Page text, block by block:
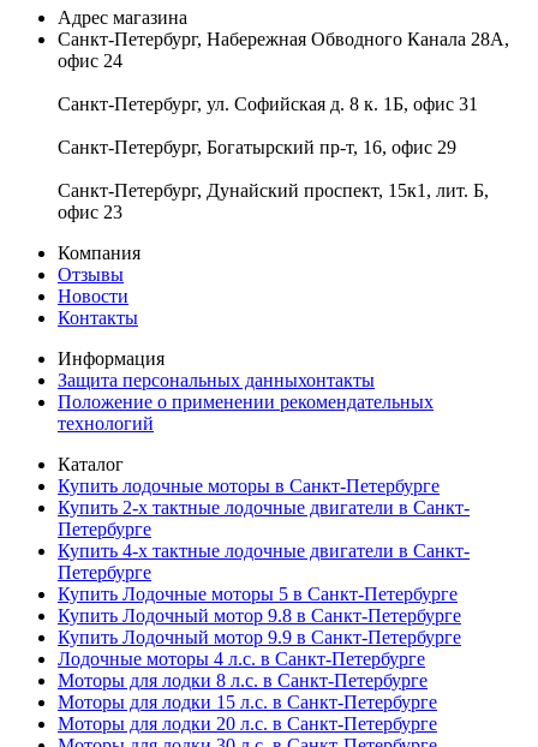
Адрес магазина
Санкт-Петербург, Набережная Обводного Канала 28А,
офис 24
Санкт-Петербург, ул. Софийская д. 8 к. 1Б, офис 31
Санкт-Петербург, Богатырский пр-т, 16, офис 29
Санкт-Петербург, Дунайский проспект, 15к1, лит. Б,
офис 23
Компания
Отзывы
Новости
Контакты
Информация
Защита персональных данныхонтакты
Положение о применении рекомендательных
технологий
Каталог
Купить лодочные моторы в Санкт-Петербурге
Купить 2-х тактные лодочные двигатели в Санкт-
Петербурге
Купить 4-х тактные лодочные двигатели в Санкт-
Петербурге
Купить Лодочные моторы 5 в Санкт-Петербурге
Купить Лодочный мотор 9.8 в Санкт-Петербурге
Купить Лодочный мотор 9.9 в Санкт-Петербурге
Лодочные моторы 4 л.с. в Санкт-Петербурге
Моторы для лодки 8 л.с. в Санкт-Петербурге
Моторы для лодки 15 л.с. в Санкт-Петербурге
Моторы для лодки 20 л.с. в Санкт-Петербурге